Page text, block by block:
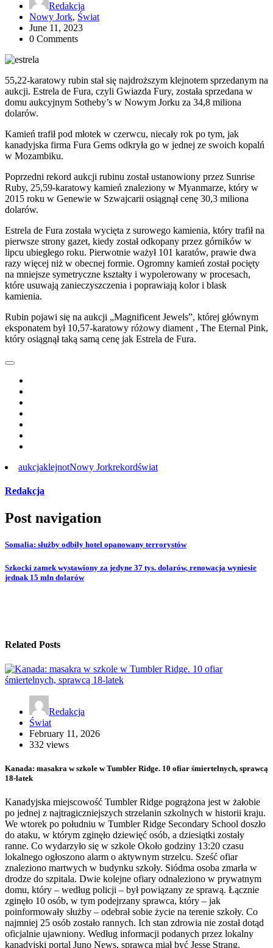
Redakcja
Nowy Jork, Świat
June 11, 2023
0 Comments
55,22-karatowy rubin stał się najdroższym klejnotem sprzedanym na
aukcji. Estrela de Fura, czyli Gwiazda Fury, została sprzedana w
domu aukcyjnym Sotheby’s w Nowym Jorku za 34,8 miliona
dolarów.
Kamień trafił pod młotek w czerwcu, niecały rok po tym, jak
kanadyjska firma Fura Gems odkryła go w jednej ze swoich kopalń
w Mozambiku.
Poprzedni rekord aukcji rubinu został ustanowiony przez Sunrise
Ruby, 25,59-karatowy kamień znaleziony w Myanmarze, który w
2015 roku w Genewie w Szwajcarii osiągnął cenę 30,3 miliona
dolarów.
Estrela de Fura została wycięta z surowego kamienia, który trafił na
pierwsze strony gazet, kiedy został odkopany przez górników w
lipcu ubiegłego roku. Pierwotnie ważył 101 karatów, prawie dwa
razy więcej niż w obecnej formie. Ogromny kamień został pocięty
na mniejsze symetryczne kształty i wypolerowany w procesach,
które usuwają zanieczyszczenia i poprawiają kolor i blask
kamienia.
Rubin pojawi się na aukcji „Magnificent Jewels”, której głównym
eksponatem był 10,57-karatowy różowy diament , The Eternal Pink,
który osiągnął taką samą cenę jak Estrela de Fura.
aukcjaklejnotNowy Jorkrekordświat
Redakcja
Post navigation
Somalia: służby odbiły hotel opanowany terrorystów
Szkocki zamek wystawiony za jedyne 37 tys. dolarów, renowacja wyniesie
jednak 15 mln dolarów
Related Posts
Redakcja
Świat
February 11, 2026
332 views
Kanada: masakra w szkole w Tumbler Ridge. 10 ofiar śmiertelnych, sprawcą
18-latek
Kanadyjska miejscowość Tumbler Ridge pogrążona jest w żałobie
po jednej z najtragiczniejszych strzelanin szkolnych w historii kraju.
We wtorek po południu w Tumbler Ridge Secondary School doszło
do ataku, w którym zginęło dziewięć osób, a dziesiątki zostały
ranne. Co wydarzyło się w szkole Około godziny 13:20 czasu
lokalnego ogłoszono alarm o aktywnym strzelcu. Sześć ofiar
znaleziono martwych w budynku szkoły. Siódma osoba zmarła w
drodze do szpitala. Dwie kolejne ofiary odnaleziono w prywatnym
domu, który – według policji – był powiązany ze sprawą. Łącznie
zginęło 10 osób, w tym podejrzany sprawca, który – jak
poinformowały służby – odebrał sobie życie na terenie szkoły. Co
najmniej 25 osób zostało rannych. Ich stan zdrowia nie został dotąd
oficjalnie ujawniony. Według informacji podanych przez lokalny
kanadyjski portal Juno News, sprawcą miał być Jesse Strang.